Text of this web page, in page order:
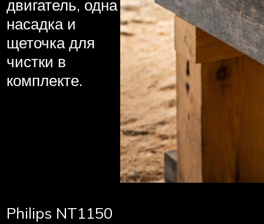
двигатель, одна
насадка и
щеточка для
чистки в
комплекте.
Philips NT1150